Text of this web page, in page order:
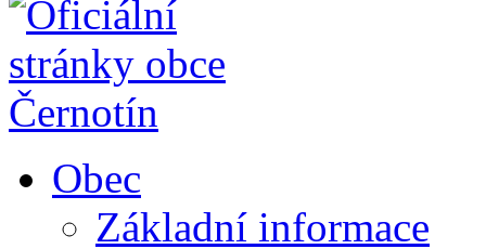
Obec
Základní informace